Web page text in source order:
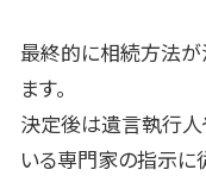
最終的に相続方法が
ます。
決定後は遺言執行
いる専門家の指示に